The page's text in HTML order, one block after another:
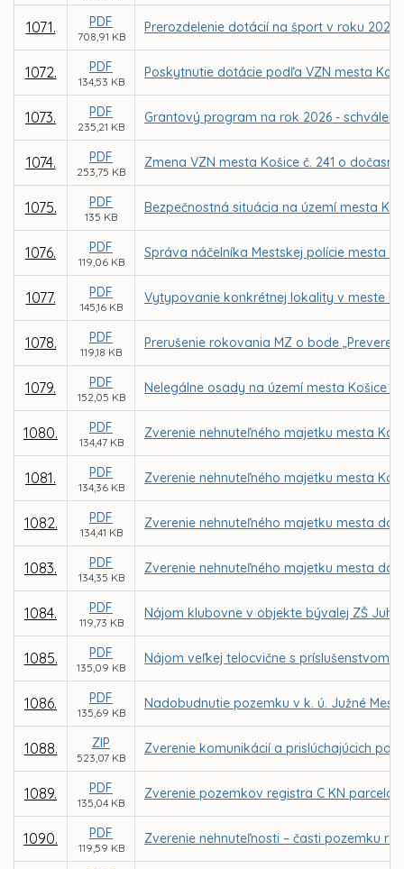
1071. PDF
708,91 KB
Prerozdelenie dotácií na šport v roku 2026
1072. PDF
134,53 KB
Poskytnutie dotácie podľa VZN mesta
1073. PDF
235,21 KB
Grantový program na rok 2026 -
1074. PDF
253,75 KB
Zmena VZN mesta Košice č. 241 o
1075. PDF
135 KB
Bezpečnostná situácia na území mesta
1076. PDF
119,06 KB
Správa náčelníka Mestskej polície mesta
1077. PDF
145,16 KB
Vytypovanie konkrétnej lokality v meste
1078. PDF
119,18 KB
Prerušenie rokovania MZ o bode
1079. PDF
152,05 KB
Nelegálne osady na území mesta Košice
1080. PDF
134,47 KB
Zverenie nehnuteľného majetku mesta
1081. PDF
134,36 KB
Zverenie nehnuteľného majetku mesta
1082. PDF
134,41 KB
Zverenie nehnuteľného majetku mesta do
1083. PDF
134,35 KB
Zverenie nehnuteľného majetku mesta do
1084. PDF
119,73 KB
Nájom klubovne v objekte bývalej ZŠ
1085. PDF
135,09 KB
Nájom veľkej telocvične s príslušenstvom
1086. PDF
135,69 KB
Nadobudnutie pozemku v k. ú. Južné
1088. ZIP
523,07 KB
Zverenie komunikácií a prislúchajúcich
1089. PDF
135,04 KB
Zverenie pozemkov registra C KN parcela
1090. PDF
119,59 KB
Zverenie nehnuteľnosti – časti pozemku